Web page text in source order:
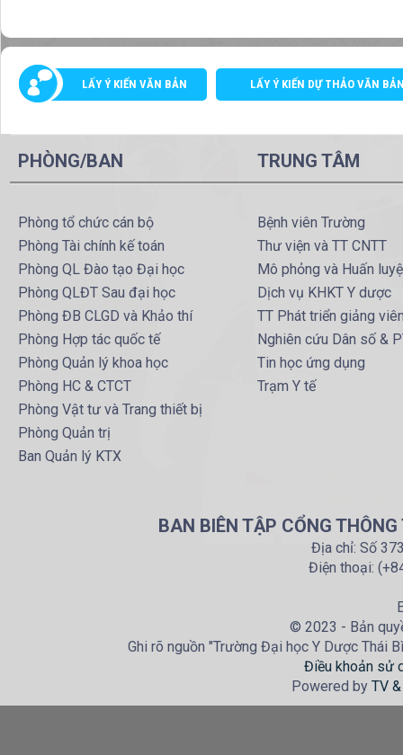
LẤY Ý KIẾN VĂN BẢN LẤY Ý KIẾN DỰ THẢO VĂN
PHÒNG/BAN
Phòng tổ chức cán bộ
Phòng Tài chính kế toán
Phòng QL Đào tạo Đại học
Phòng QLĐT Sau đại học
Phòng ĐB CLGD và Khảo thí
Phòng Hợp tác quốc tế
Phòng Quản lý khoa học
Phòng HC & CTCT
Phòng Vật tư và Trang thiết bị
Phòng Quản trị
Ban Quản lý KTX
TRUNG TÂM
Bệnh viên Trường
Thư viện và TT CNTT
Mô phỏng và Huấn
Dịch vụ KHKT Y dược
TT Phát triển giảng
Nghiên cứu Dân số &
Tin học ứng dụng
Trạm Y tế
BAN BIÊN TẬP CỔNG
Địa chỉ: Số
Điện thoại:
© 2023 - Bản
Ghi rõ nguồn "Trường Đại học Y Dược Thái
Điều khoản sử
Powered by TV